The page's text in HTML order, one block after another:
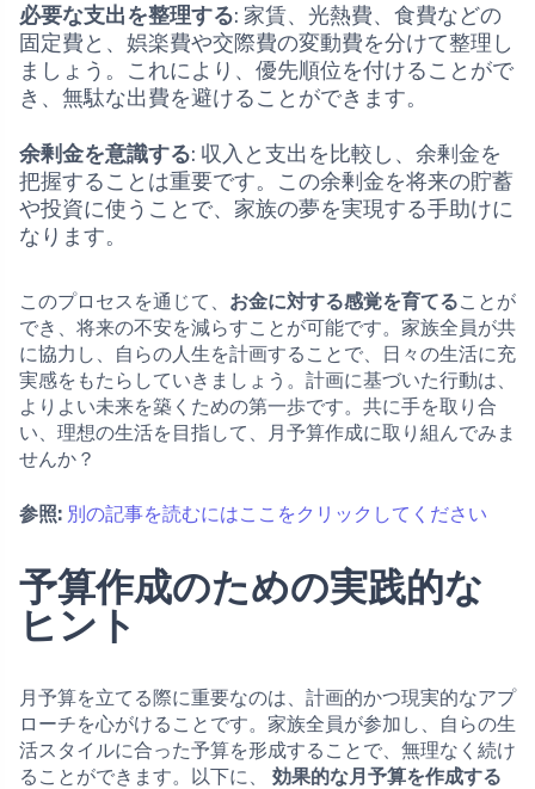
必要な支出を整理する: 家賃、光熱費、食費などの
固定費と、娯楽費や交際費の変動費を分けて整理し
ましょう。これにより、優先順位を付けることがで
き、無駄な出費を避けることができます。
余剰金を意識する: 収入と支出を比較し、余剰金を
把握することは重要です。この余剰金を将来の貯蓄
や投資に使うことで、家族の夢を実現する手助けに
なります。
このプロセスを通じて、 お金に対する感覚を育てることが
でき、将来の不安を減らすことが可能です。家族全員が共
に協力し、自らの人生を計画することで、日々の生活に充
実感をもたらしていきましょう。計画に基づいた行動は、
よりよい未来を築くための第一歩です。共に手を取り合
い、理想の生活を目指して、月予算作成に取り組んでみま
せんか？
参照: 別の記事を読むにはここをクリックしてください
予算作成のための実践的な
ヒント
月予算を立てる際に重要なのは、計画的かつ現実的なアプ
ローチを心がけることです。家族全員が参加し、自らの生
活スタイルに合った予算を形成することで、無理なく続け
ることができます。以下に、 効果的な月予算を作成する